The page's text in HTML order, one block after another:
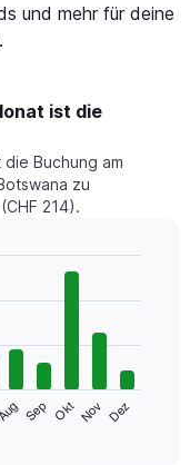
und mehr für deine
ist die
Buchung am
zu
214).
Aug Sep Okt Nov Dez